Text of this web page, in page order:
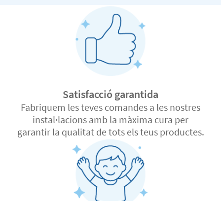
Satisfacció garantida
Fabriquem les teves comandes a les nostres
instal·lacions amb la màxima cura per
garantir la qualitat de tots els teus productes.